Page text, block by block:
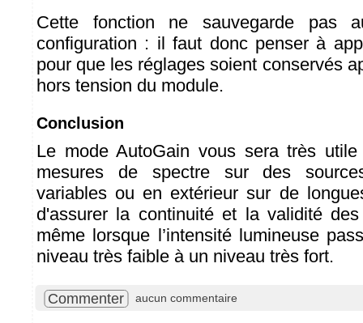
Cette fonction ne sauvegarde pas
configuration : il faut donc penser à
pour que les réglages soient conservés
hors tension du module.
Conclusion
Le mode AutoGain vous sera très
mesures de spectre sur des
variables ou en extérieur sur de
d'assurer la continuité et la validité
même lorsque l’intensité lumineuse
niveau très faible à un niveau très fort.
Commenter aucun commentaire